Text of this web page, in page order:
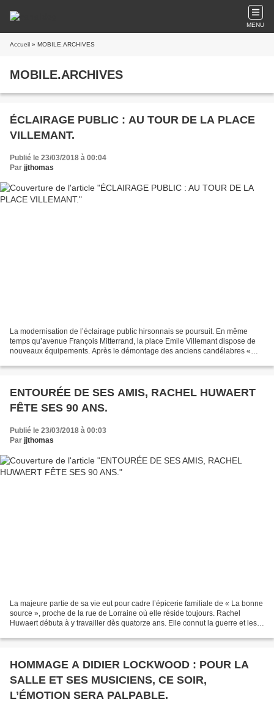
MENU
Accueil » MOBILE.ARCHIVES
MOBILE.ARCHIVES
ÉCLAIRAGE PUBLIC : AU TOUR DE LA PLACE
VILLEMANT.
Publié le 23/03/2018 à 00:04
Par jjthomas
La modernisation de l’éclairage public hirsonnais se poursuit. En même
temps qu’avenue François Mitterrand, la place Emile Villemant dispose de
nouveaux équipements. Après le démontage des anciens candélabres «
ENTOURÉE DE SES AMIS, RACHEL HUWAERT
FÊTE SES 90 ANS.
Publié le 23/03/2018 à 00:03
Par jjthomas
La majeure partie de sa vie eut pour cadre l’épicerie familiale de « La bonne
source », proche de la rue de Lorraine où elle réside toujours. Rachel
Huwaert débuta à y travailler dès quatorze ans. Elle connut la guerre et les
HOMMAGE A DIDIER LOCKWOOD : POUR LA
SALLE ET SES MUSICIENS, CE SOIR,
L’ÉMOTION SERA PALPABLE.